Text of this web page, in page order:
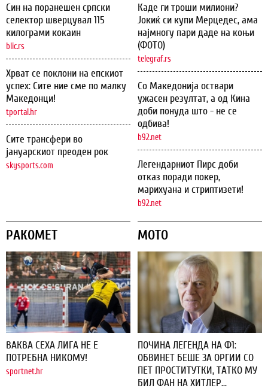
Син на поранешен српски
селектор шверцувал 115
килограми кокаин
blic.rs
Хрват се поклони на епскиот
успех: Сите ние сме по малку
Македонци!
tportal.hr
Сите трансфери во
јануарскиот преоден рок
skysports.com
Каде ги троши милиони?
Јокиќ си купи Мерцедес, ама
најмногу пари даде на коњи
(ФОТО)
telegraf.rs
Со Македонија оствари
ужасен резултат, а од Кина
доби понуда што - не се
одбива!
b92.net
Легендарниот Пирс доби
отказ поради покер,
марихуана и стриптизети!
b92.net
РАКОМЕТ
ВАКВА СЕХА ЛИГА НЕ Е
ПОТРЕБНА НИКОМУ!
sportnet.hr
МОТО
ПОЧИНА ЛЕГЕНДА НА Ф1:
ОБВИНЕТ БЕШЕ ЗА ОРГИИ СО
ПЕТ ПРОСТИТУТКИ, ТАТКО МУ
БИЛ ФАН НА ХИТЛЕР...